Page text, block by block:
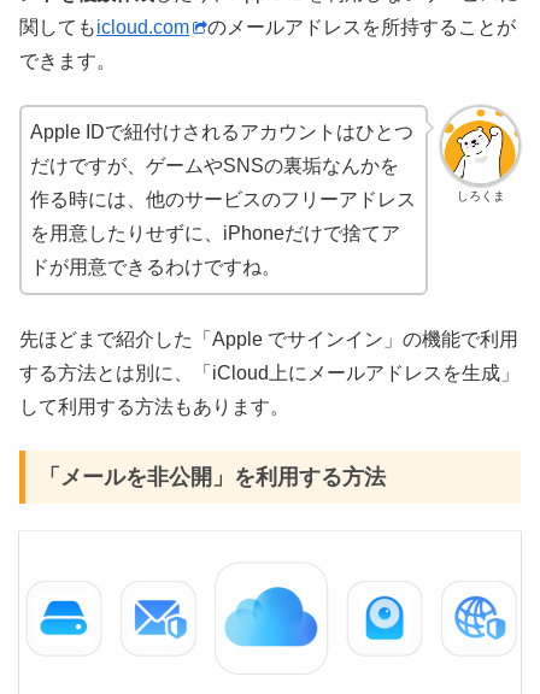
関してもicloud.com
のメールアドレスを所持することが
できます。
しろくま
Apple IDで紐付けされるアカウントはひとつ
だけですが、ゲームやSNSの裏垢なんかを
作る時には、他のサービスのフリーアドレス
を用意したりせずに、iPhoneだけで捨てア
ドが用意できるわけですね。
先ほどまで紹介した「Apple でサインイン」の機能で利用
する方法とは別に、「iCloud上にメールアドレスを生成」
して利用する方法もあります。
「メールを非公開」を利用する方法